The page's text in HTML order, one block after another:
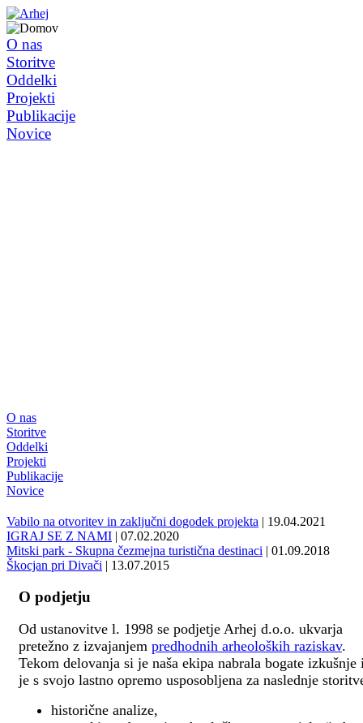
O nas
Storitve
Oddelki
Projekti
Publikacije
Novice
O nas
Storitve
Oddelki
Projekti
Publikacije
Novice
Vabilo na otvoritev in zaključni dogodek projekta | 19.04.2021
IGRAJ SE Z NAMI | 07.02.2020
Mitski park - Skupna čezmejna turistična destinaci | 01.09.2018
Škocjan pri Divači | 13.07.2015
O podjetju
Od ustanovitve l. 1998 se podjetje Arhej d.o.o. ukvarja
pretežno z izvajanjem predhodnih arheoloških raziskav.
Tekom delovanja si je naša ekipa nabrala bogate izkušnje
je s svojo lastno opremo usposobljena za naslednje
historične analize,